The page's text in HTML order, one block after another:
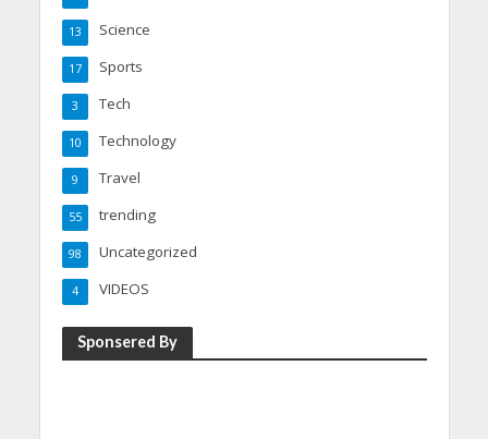
Science
13
Sports
17
Tech
3
Technology
10
Travel
9
trending
55
Uncategorized
98
VIDEOS
4
Sponsered By